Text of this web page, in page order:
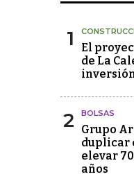
1
El
de La
2 BOLSAS
Grupo
duplicar
elevar
años